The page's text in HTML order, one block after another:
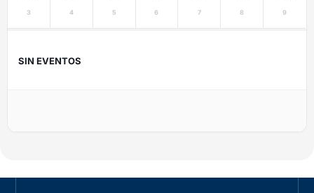
3 4 5 6 7 8 9
SIN EVENTOS